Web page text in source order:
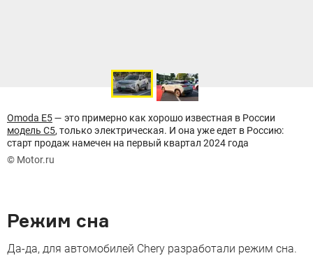
Omoda E5— это примерно как хорошо известная в России
модель С5, только электрическая. И она уже едет в Россию:
старт продаж намечен на первый квартал 2024 года
© Motor.ru
Режим сна
Да-да, для автомобилей Chery разработали режим сна.